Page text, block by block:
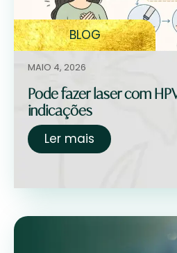
BLOG
MAIO 4, 2026
Pode fazer laser com
indicações
Ler mais